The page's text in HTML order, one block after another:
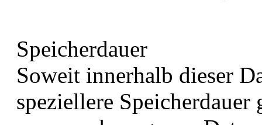
Speicherdauer
Soweit innerhalb dieser
speziellere